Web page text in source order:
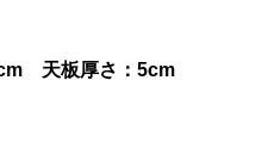
天板厚さ：5cm